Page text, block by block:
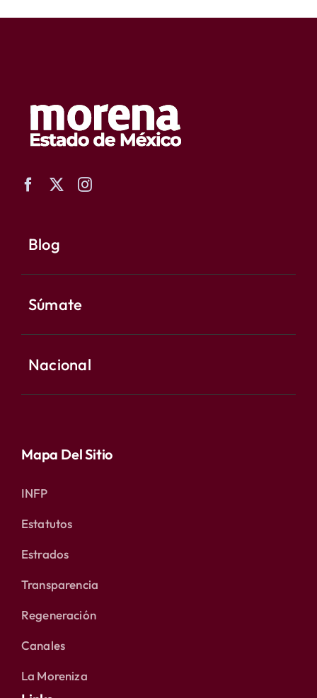
Blog
Súmate
Nacional
Mapa Del Sitio
INFP
Estatutos
Estrados
Transparencia
Regeneración
Canales
La Moreniza